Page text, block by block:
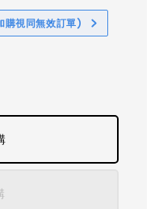
購視同無效訂單)